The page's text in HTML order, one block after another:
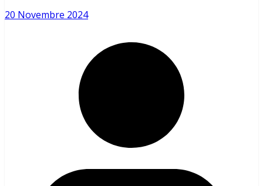
20 Novembre 2024